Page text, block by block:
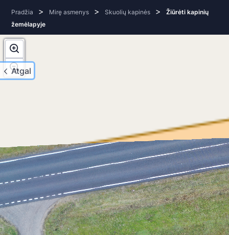
Atgal
Pradžia > Mirę asmenys > Skuolių kapinės >
Žiūrėti kapinių
žemėlapyje